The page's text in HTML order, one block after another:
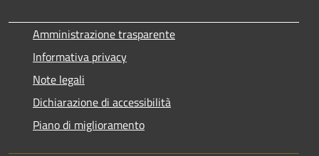
Amministrazione trasparente
Informativa privacy
Note legali
Dichiarazione di accessibilità
Piano di miglioramento